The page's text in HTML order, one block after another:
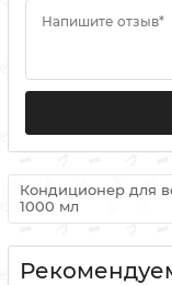
Напишите отзыв*
Кондиционер для
1000 мл